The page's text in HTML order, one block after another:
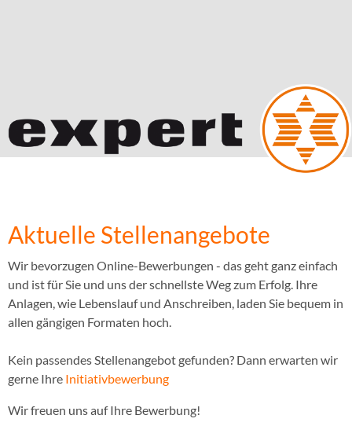
Aktuelle Stellenangebote
Wir bevorzugen Online-Bewerbungen - das geht ganz einfach
und ist für Sie und uns der schnellste Weg zum Erfolg. Ihre
Anlagen, wie Lebenslauf und Anschreiben, laden Sie bequem in
allen gängigen Formaten hoch.
Kein passendes Stellenangebot gefunden? Dann erwarten wir
gerne Ihre Initiativbewerbung
Wir freuen uns auf Ihre Bewerbung!